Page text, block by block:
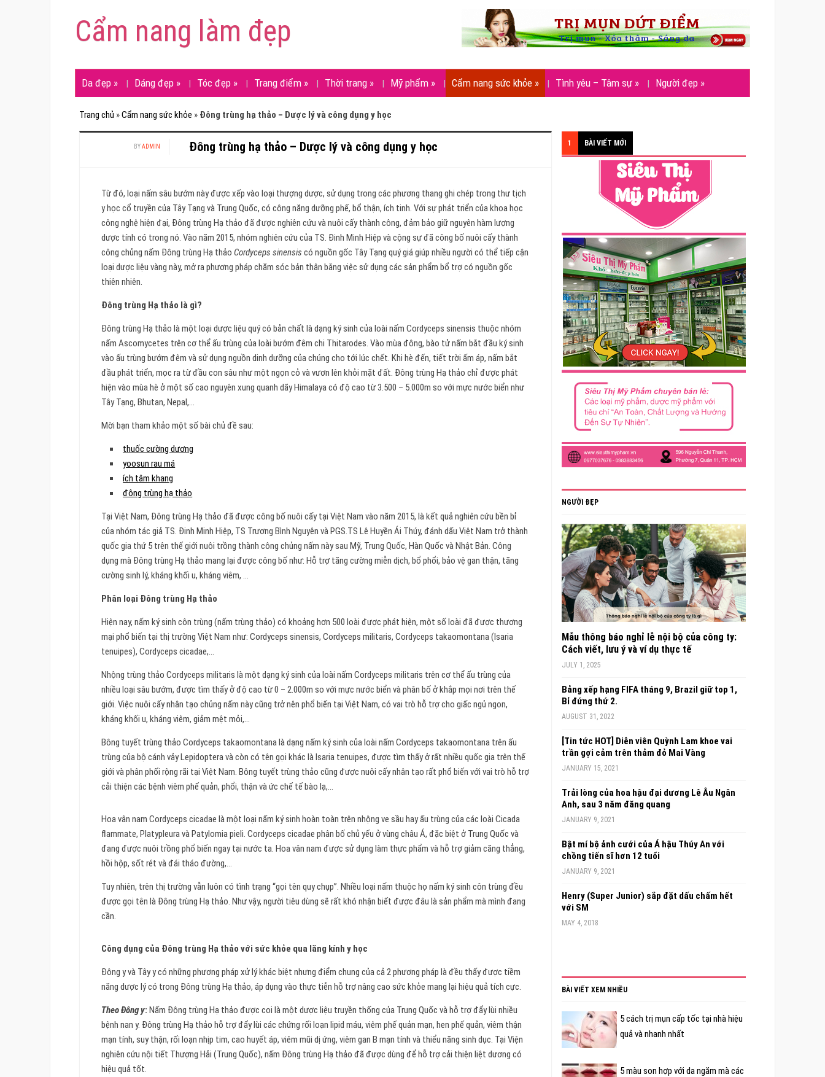
Cẩm nang làm đẹp
Da đẹp » Dáng đẹp » Tóc đẹp » Trang điểm » Thời trang » Mỹ phẩm » Cẩm nang sức khỏe » Tình yêu – Tâm sự » Người đẹp »
Trang chủ »Cẩm nang sức khỏe » Đông trùng hạ thảo – Dược lý và công dụng y học
BYADMIN Đông trùng hạ thảo – Dược lý và công dụng y học
Từ đó, loại nấm sâu bướm này được xếp vào loại thượng dược, sử dụng trong các phương thang ghi chép trong thư tịch
y học cổ truyền của Tây Tạng và Trung Quốc, có công năng dưỡng phế, bổ thận, ích tinh. Với sự phát triển của khoa học
công nghệ hiện đại, Đông trùng Hạ thảo đã được nghiên cứu và nuôi cấy thành công, đảm bảo giữ nguyên hàm lượng
dược tính có trong nó. Vào năm 2015, nhóm nghiên cứu của TS. Đinh Minh Hiệp và cộng sự đã công bố nuôi cấy thành
công chủng nấm Đông trùng Hạ thảoCordyceps sinensis có nguồn gốc Tây Tạng quý giá giúp nhiều người có thể tiếp cận
loại dược liệu vàng này, mở ra phương pháp chăm sóc bản thân bằng việc sử dụng các sản phẩm bổ trợ có nguồn gốc
thiên nhiên.
Đông trùng Hạ thảo là gì?
Đông trùng Hạ thảo là một loại dược liệu quý có bản chất là dạng ký sinh của loài nấm Cordyceps sinensis thuộc nhóm
nấm Ascomycetes trên cơ thể ấu trùng của loài bướm đêm chi Thitarodes. Vào mùa đông, bào tử nấm bắt đầu ký sinh
vào ấu trùng bướm đêm và sử dụng nguồn dinh dưỡng của chúng cho tới lúc chết. Khi hè đến, tiết trời ấm áp, nấm bắt
đầu phát triển, mọc ra từ đầu con sâu như một ngọn cỏ và vươn lên khỏi mặt đất. Đông trùng Hạ thảo chỉ được phát
hiện vào mùa hè ở một số cao nguyên xung quanh dãy Himalaya có độ cao từ 3.500 – 5.000m so với mực nước biển như
Tây Tạng, Bhutan, Nepal,…
Mời bạn tham khảo một số bài chủ đề sau:
thuốc cường dương
yoosun rau má
ích tâm khang
đông trùng hạ thảo
Tại Việt Nam, Đông trùng Hạ thảo đã được công bố nuôi cấy tại Việt Nam vào năm 2015, là kết quả nghiên cứu bền bỉ
của nhóm tác giả TS. Đinh Minh Hiệp, TS Trương Bình Nguyên và PGS.TS Lê Huyền Ái Thúy, đánh dấu Việt Nam trở thành
quốc gia thứ 5 trên thế giới nuôi trồng thành công chủng nấm này sau Mỹ, Trung Quốc, Hàn Quốc và Nhật Bản. Công
dụng mà Đông trùng Hạ thảo mang lại được công bố như: Hỗ trợ tăng cường miễn dịch, bổ phổi, bảo vệ gan thận, tăng
cường sinh lý, kháng khối u, kháng viêm, …
Phân loại Đông trùng Hạ thảo
Hiện nay, nấm ký sinh côn trùng (nấm trùng thảo) có khoảng hơn 500 loài được phát hiện, một số loài đã được thương
mại phổ biến tại thị trường Việt Nam như: Cordyceps sinensis, Cordyceps militaris, Cordyceps takaomontana (Isaria
tenuipes), Cordyceps cicadae,…
Nhộng trùng thảo Cordyceps militaris là một dạng ký sinh của loài nấm Cordyceps militaris trên cơ thể ấu trùng của
nhiều loại sâu bướm, được tìm thấy ở độ cao từ 0 – 2.000m so với mực nước biển và phân bố ở khắp mọi nơi trên thế
giới. Việc nuôi cấy nhân tạo chủng nấm này cũng trở nên phổ biến tại Việt Nam, có vai trò hỗ trợ cho giấc ngủ ngon,
kháng khối u, kháng viêm, giảm mệt mỏi,…
Bông tuyết trùng thảo Cordyceps takaomontana là dạng nấm ký sinh của loài nấm Cordyceps takaomontana trên ấu
trùng của bộ cánh vảy Lepidoptera và còn có tên gọi khác là Isaria tenuipes, được tìm thấy ở rất nhiều quốc gia trên thế
giới và phân phối rộng rãi tại Việt Nam. Bông tuyết trùng thảo cũng được nuôi cấy nhân tạo rất phổ biến với vai trò hỗ trợ
cải thiện các bệnh viêm phế quản, phổi, thận và ức chế tế bào lạ,…
Hoa vân nam Cordyceps cicadae là một loại nấm ký sinh hoàn toàn trên nhộng ve sầu hay ấu trùng của các loài Cicada
flammate, Platypleura và Patylomia pieli. Cordyceps cicadae phân bố chủ yếu ở vùng châu Á, đặc biệt ở Trung Quốc và
đang được nuôi trồng phổ biến ngay tại nước ta. Hoa vân nam được sử dụng làm thực phẩm và hỗ trợ giảm căng thẳng,
hồi hộp, sốt rét và đái tháo đường,…
Tuy nhiên, trên thị trường vẫn luôn có tình trạng “gọi tên quy chụp”. Nhiều loại nấm thuộc họ nấm ký sinh côn trùng đều
được gọi tên là Đông trùng Hạ thảo. Như vậy, người tiêu dùng sẽ rất khó nhận biết được đâu là sản phẩm mà mình đang
cần.
Công dụng của Đông trùng Hạ thảo với sức khỏe qua lăng kính y học
Đông y và Tây y có những phương pháp xử lý khác biệt nhưng điểm chung của cả 2 phương pháp là đều thấy được tiềm
năng dược lý có trong Đông trùng Hạ thảo, áp dụng vào thực tiễn hỗ trợ nâng cao sức khỏe mang lại hiệu quả tích cực.
Theo Đông y: Nấm Đông trùng Hạ thảo được coi là một dược liệu truyền thống của Trung Quốc và hỗ trợ đẩy lùi nhiều
bệnh nan y. Đông trùng Hạ thảo hỗ trợ đẩy lùi các chứng rối loạn lipid máu, viêm phế quản mạn, hen phế quản, viêm thận
mạn tính, suy thận, rối loạn nhịp tim, cao huyết áp, viêm mũi dị ứng, viêm gan B mạn tính và thiểu năng sinh dục. Tại Viện
nghiên cứu nội tiết Thượng Hải (Trung Quốc), nấm Đông trùng Hạ thảo đã được dùng để hỗ trợ cải thiện liệt dương có
hiệu quả tốt.
1 BÀI VIẾT MỚI
NGƯỜI ĐẸP
Mẫu thông báo nghỉ lễ nội bộ của công ty:
Cách viết, lưu ý và ví dụ thực tế
JULY 1, 2025
Bảng xếp hạng FIFA tháng 9, Brazil giữ top 1,
Bỉ đứng thứ 2.
AUGUST 31, 2022
[Tin tức HOT] Diễn viên Quỳnh Lam khoe vai
trần gợi cảm trên thảm đỏ Mai Vàng
JANUARY 15, 2021
Trải lòng của hoa hậu đại dương Lê Âu Ngân
Anh, sau 3 năm đăng quang
JANUARY 9, 2021
Bật mí bộ ảnh cưới của Á hậu Thúy An với
chồng tiến sĩ hơn 12 tuổi
JANUARY 9, 2021
Henry (Super Junior) sắp đặt dấu chấm hết
với SM
MAY 4, 2018
BÀI VIẾT XEM NHIỀU
5 cách trị mụn cấp tốc tại nhà hiệu
quả và nhanh nhất
5 màu son hợp với da ngăm mà các